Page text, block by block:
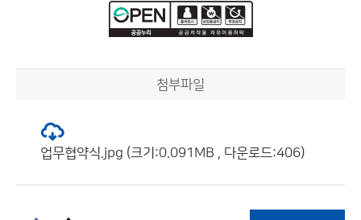
첨부파일
업무협약식.jpg (크기:0.091MB , 다운로드:406)